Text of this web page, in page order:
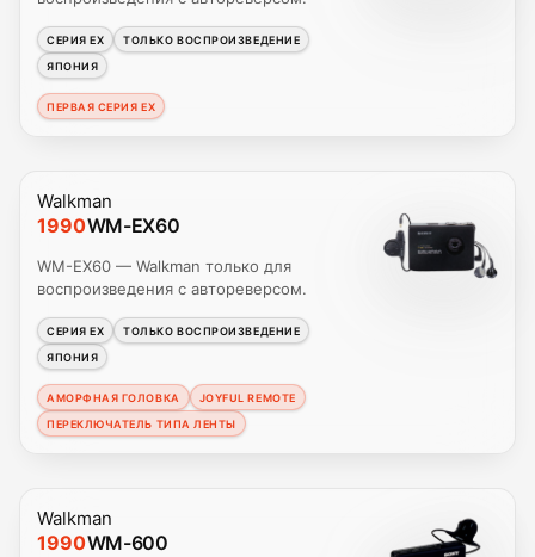
СЕРИЯ EX
ТОЛЬКО ВОСПРОИЗВЕДЕНИЕ
ЯПОНИЯ
ПЕРВАЯ СЕРИЯ EX
Walkman
1990WM-EX60
WM-EX60 — Walkman только для
воспроизведения с автореверсом.
СЕРИЯ EX
ТОЛЬКО ВОСПРОИЗВЕДЕНИЕ
ЯПОНИЯ
АМОРФНАЯ ГОЛОВКА
JOYFUL REMOTE
ПЕРЕКЛЮЧАТЕЛЬ ТИПА ЛЕНТЫ
Walkman
1990WM-600